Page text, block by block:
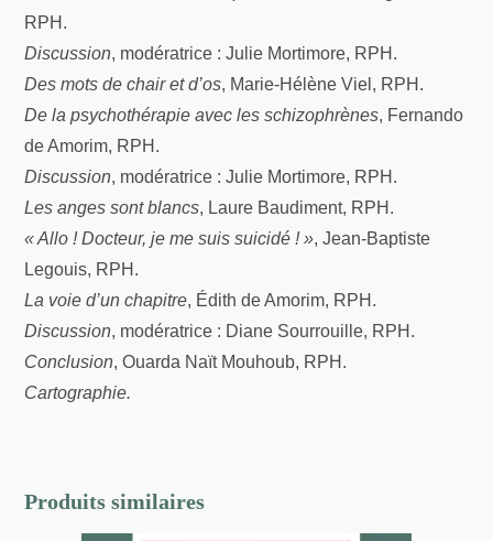
RPH.
Discussion, modératrice : Julie Mortimore, RPH.
Des mots de chair et d’os, Marie-Hélène Viel, RPH.
De la psychothérapie avec les schizophrènes, Fernando
de Amorim, RPH.
Discussion, modératrice : Julie Mortimore, RPH.
Les anges sont blancs, Laure Baudiment, RPH.
« Allo ! Docteur, je me suis suicidé ! », Jean-Baptiste
Legouis, RPH.
La voie d’un chapitre, Édith de Amorim, RPH.
Discussion, modératrice : Diane Sourrouille, RPH.
Conclusion, Ouarda Naït Mouhoub, RPH.
Cartographie.
Produits similaires